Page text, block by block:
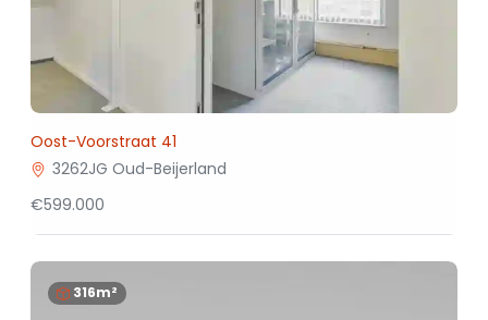
Oost-Voorstraat 41
3262JG Oud-Beijerland
€599.000
316m²